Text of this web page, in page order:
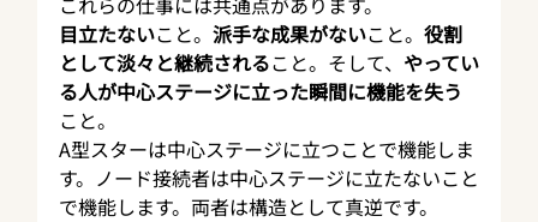
目立たないこと。 派手な成果がないこと。 役割
として淡々と継続されること。そして、 やってい
る人が中心ステージに立った瞬間に機能を失う
こと。
A型スターは中心ステージに立つことで機能しま
す。ノード接続者は中心ステージに立たないこと
で機能します。両者は構造として真逆です。